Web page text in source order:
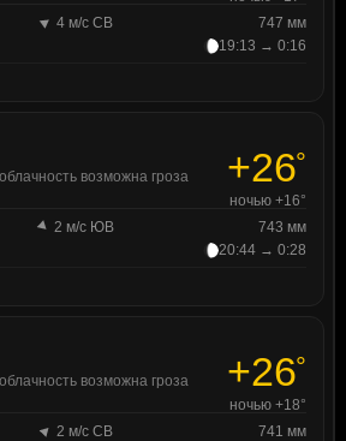
4 м/с СВ
747 мм
19:13 → 0:16
возможна гроза +26°
ночью +16°
2 м/с ЮВ
743 мм
20:44 → 0:28
возможна гроза +26°
ночью +18°
2 м/с СВ
741 мм